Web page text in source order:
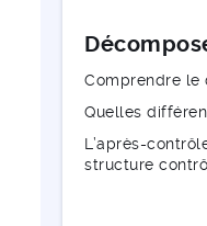
Comprendre le
Quelles
L’après-
structure